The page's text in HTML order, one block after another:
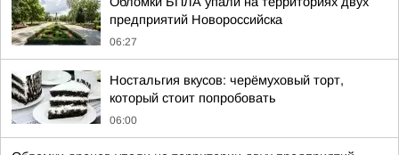
предприятий Новороссийска
06:27
Ностальгия вкусов: черёмуховый торт,
который стоит попробовать
06:00